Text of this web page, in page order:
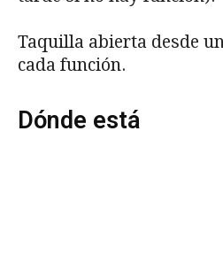
Taquilla abierta desde
cada función.
Dónde está